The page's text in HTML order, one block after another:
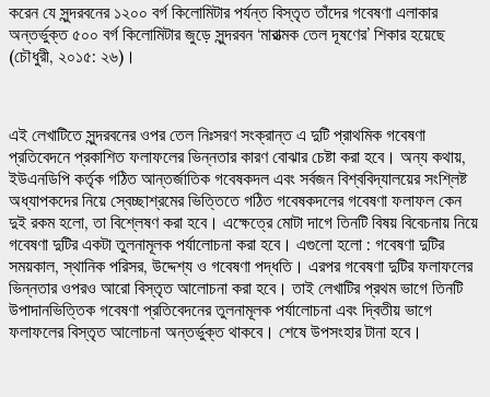
করেন যে সুন্দরবনের ১২০০ বর্গ কিলোমিটার পর্যন্ত বিস্তৃত তাঁদের গবেষণা এলাকার
অন্তর্ভুক্ত ৫০০ বর্গ কিলোমিটার জুড়ে সুন্দরবন ‘মারাত্মক তেল দূষণের’ শিকার হয়েছে
(চৌধুরী, ২০১৫: ২৬)।
এই লেখাটিতে সুন্দরবনের ওপর তেল নিঃসরণ সংক্রান্ত এ দুটি প্রাথমিক গবেষণা
প্রতিবেদনে প্রকাশিত ফলাফলের ভিন্নতার কারণ বোঝার চেষ্টা করা হবে। অন্য কথায়,
ইউএনডিপি কর্তৃক গঠিত আন্তর্জাতিক গবেষকদল এবং সর্বজন বিশ্ববিদ্যালয়ের সংশ্লিষ্ট
অধ্যাপকদের নিয়ে স্বেচ্ছাশ্রমের ভিত্তিতে গঠিত গবেষকদলের গবেষণা ফলাফল কেন
দুই রকম হলো, তা বিশ্লেষণ করা হবে। এক্ষেত্রে মোটা দাগে তিনটি বিষয় বিবেচনায় নিয়ে
গবেষণা দুটির একটা তুলনামূলক পর্যালোচনা করা হবে। এগুলো হলো : গবেষণা দুটির
সময়কাল, স্থানিক পরিসর, উদ্দেশ্য ও গবেষণা পদ্ধতি। এরপর গবেষণা দুটির ফলাফলের
ভিন্নতার ওপরও আরো বিস্তৃত আলোচনা করা হবে। তাই লেখাটির প্রথম ভাগে তিনটি
উপাদানভিত্তিক গবেষণা প্রতিবেদনের তুলনামূলক পর্যালোচনা এবং দ্বিতীয় ভাগে
ফলাফলের বিস্তৃত আলোচনা অন্তর্ভুক্ত থাকবে। শেষে উপসংহার টানা হবে।